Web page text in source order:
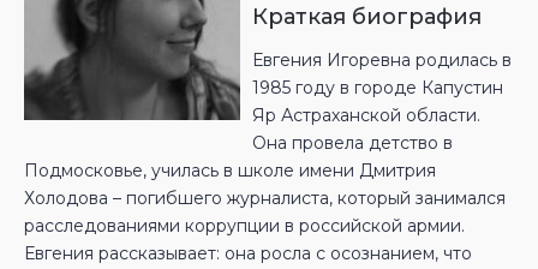
Краткая биография
Евгения Игоревна родилась в
1985 году в городе Капустин
Яр Астраханской области.
Она провела детство в
Подмосковье, училась в школе имени Дмитрия
Холодова – погибшего журналиста, который занимался
расследованиями коррупции в российской армии.
Евгения рассказывает: она росла с осознанием, что